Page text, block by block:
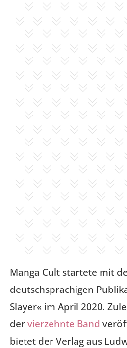
Manga Cult startete mit
deutschsprachigen
Slayer« im April 2020.
dervierzehnte Band
bietet der Verlag aus